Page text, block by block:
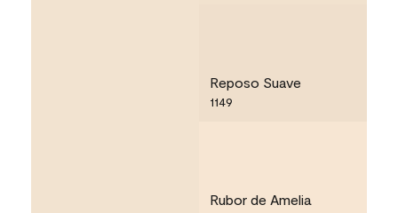
Reposo Suave
1149
Rubor de Amelia